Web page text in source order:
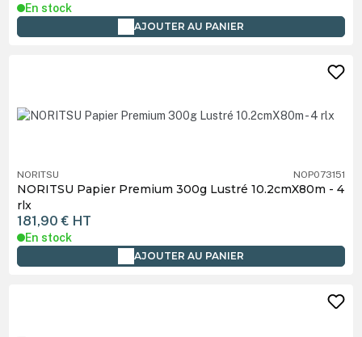
En stock
AJOUTER AU PANIER
NORITSU NOP073151
NORITSU Papier Premium 300g Lustré 10.2cmX80m - 4
rlx
181,90 € HT
En stock
AJOUTER AU PANIER